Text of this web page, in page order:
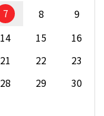
7 8
9
14 15
16
21 22
23
28 29
30